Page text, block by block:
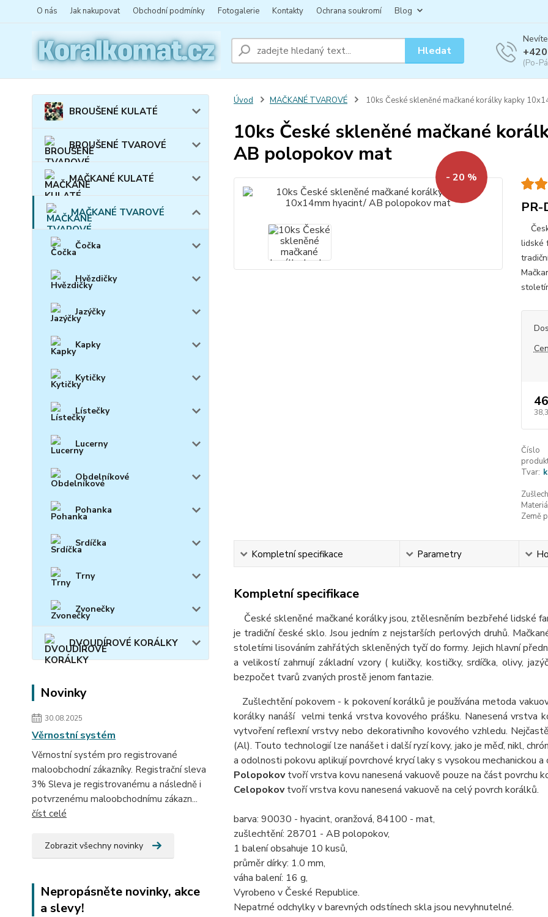
O nás Jak nakupovat Obchodní podmínky Fotogalerie Kontakty Ochrana soukromí Blog
Hledat
(Po-
BROUŠENÉ KULATÉ
BROUŠENÉ TVAROVÉ
MAČKANÉ KULATÉ
MAČKANÉ TVAROVÉ
Čočka
Hvězdičky
Jazýčky
Kapky
Kytičky
Lístečky
Lucerny
Obdelníkové
Pohanka
Srdíčka
Trny
Zvonečky
DVOUDÍROVÉ KORÁLKY
Novinky
30.08.2025
Věrnostní systém
Věrnostní systém pro registrované
maloobchodní zákazníky. Registrační sleva
3% Sleva je registrovanému a následně i
potvrzenému maloobchodnímu zákazn...
číst celé
Zobrazit všechny novinky
Nepropásněte novinky, akce
a slevy!
Úvod MAČKANÉ TVAROVÉ 10ks České skleněné mačkané korálky kapky
10ks České skleněné mačkané
AB polopokov mat
- 20 %
PR-
lidské
Číslo
Tvar:
Země
Kompletní specifikace Parametry
Kompletní specifikace
České skleněné mačkané korálky jsou, ztělesněním bezbřehé lidské
je tradiční české sklo. Jsou jedním z nejstarších perlových druhů.
stoletími lisováním zahřátých skleněných tyčí do formy. Jejich hlavní
a velikostí zahrnují základní vzory ( kuličky, kostičky, srdíčka, olivy,
bezpočet tvarů zvaných prostě jenom fantazie.
Zušlechtění pokovem - k pokovení korálků je používána metoda
korálky nanáší velmi tenká vrstva kovového prášku. Nanesená vrstva
vytvoření reflexní vrstvy nebo dekorativního kovového vzhledu.
(Al). Touto technologií lze nanášet i další ryzí kovy, jako je měď, nikl,
a odolnosti pokovu aplikují povrchové krycí laky s vysokou mechanickou a
Polopokovtvoří vrstva kovu nanesená vakuově pouze na část povrchu
Celopokovtvoří vrstva kovu nanesená vakuově na celý povrch korálků.
barva: 90030 - hyacint, oranžová, 84100 - mat,
zušlechtění: 28701 - AB polopokov,
1 balení obsahuje 10 kusů,
průměr dírky: 1.0 mm,
váha balení: 16 g,
Vyrobeno v České Republice.
Nepatrné odchylky v barevných odstínech skla jsou nevyhnutelné.